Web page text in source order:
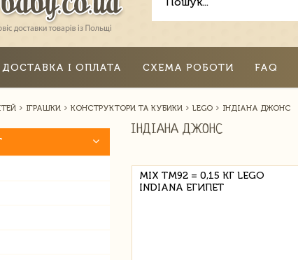
ДОСТАВКА І ОПЛАТА СХЕМА РОБОТИ FAQ
ІГРАШКИ КОНСТРУКТОРИ ТА КУБИКИ LEGO ІНДІАНА ДЖОНС
ІНДІАНА ДЖОНС
MIX TM92 = 0,15 КГ LEGO
INDIANA ЕГИПЕТ